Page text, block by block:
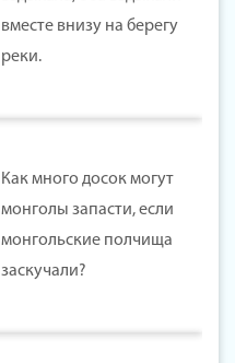
вместе внизу на берегу
реки.
Как много досок могут
монголы запасти, если
монгольские полчища
заскучали?